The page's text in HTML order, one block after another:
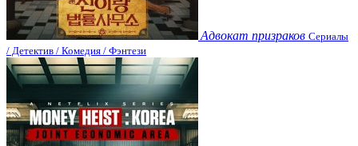
Адвокат призраков Сериалы
/ Детектив / Комедия / Фэнтези